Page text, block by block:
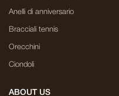
Anelli di anniversario
Bracciali tennis
Orecchini
Ciondoli
ABOUT US